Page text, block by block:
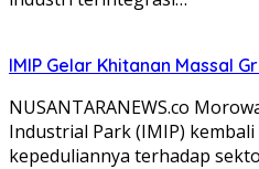
IMIP Gelar Khitanan Massal
NUSANTARANEWS.co
Industrial Park (IMIP)
kepeduliannya terhadap